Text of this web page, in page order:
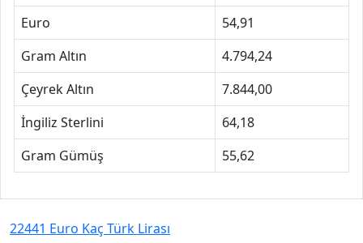
Euro
54,91
Gram Altın
4.794,24
Çeyrek Altın
7.844,00
İngiliz Sterlini
64,18
Gram Gümüş
55,62
22441 Euro Kaç Türk Lirası